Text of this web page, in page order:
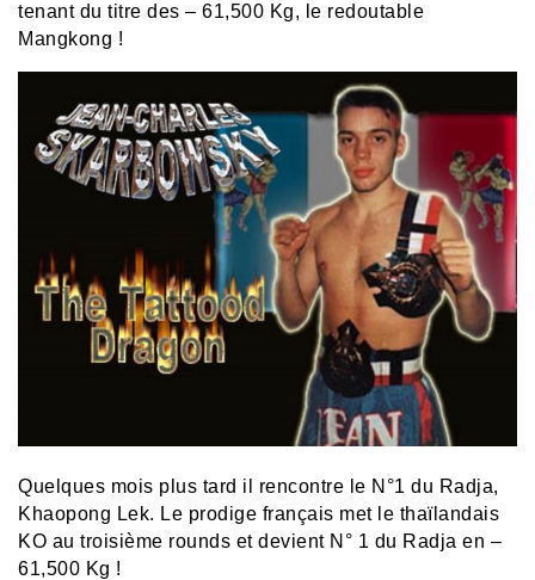
tenant du titre des – 61,500 Kg, le redoutable
Mangkong !
Quelques mois plus tard il rencontre le N°1 du Radja,
Khaopong Lek. Le prodige français met le thaïlandais
KO au troisième rounds et devient N° 1 du Radja en –
61,500 Kg !